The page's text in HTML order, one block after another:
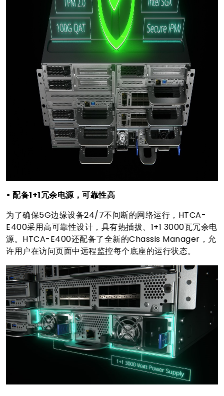
• 配备1+1冗余电源，可靠性高
为了确保5G边缘设备24/7不间断的网络运行，HTCA-
E400采用高可靠性设计，具有热插拔、1+1 3000瓦冗余电
源。HTCA-E400还配备了全新的Chassis Manager，允
许用户在访问页面中远程监控每个底座的运行状态。